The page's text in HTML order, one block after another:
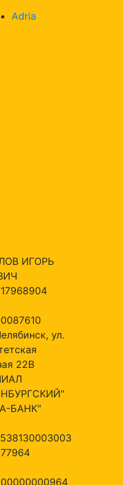
Adria
ИГОРЬ
ул.
22В
БАНК"